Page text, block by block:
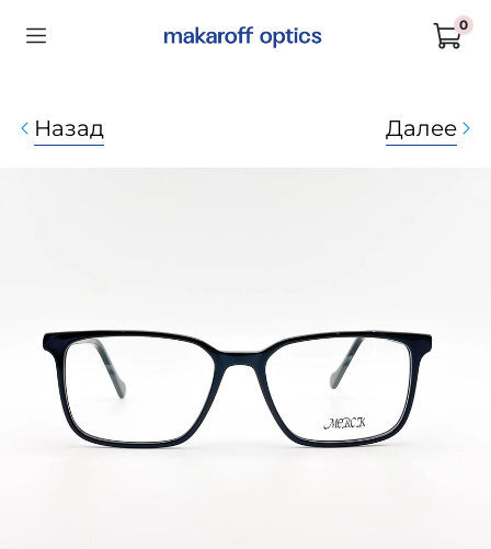
0
Назад Далее